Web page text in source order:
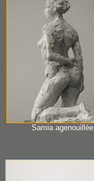
Samia agenouillée